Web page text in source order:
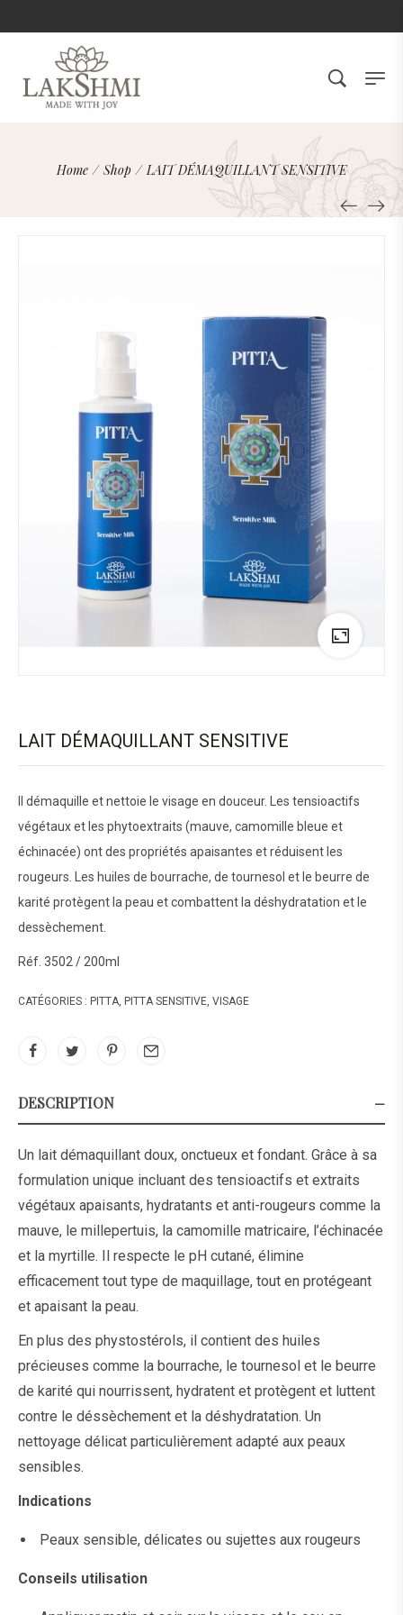
Home / Shop / LAIT DÉMAQUILLANT SENSITIVE
LAIT DÉMAQUILLANT SENSITIVE
Il démaquille et nettoie le visage en douceur. Les tensioactifs
végétaux et les phytoextraits (mauve, camomille bleue et
échinacée) ont des propriétés apaisantes et réduisent les
rougeurs. Les huiles de bourrache, de tournesol et le beurre de
karité protègent la peau et combattent la déshydratation et le
dessèchement.
Réf. 3502 / 200ml
CATÉGORIES : PITTA, PITTA SENSITIVE, VISAGE
DESCRIPTION
Un lait démaquillant doux, onctueux et fondant. Grâce à sa
formulation unique incluant des tensioactifs et extraits
végétaux apaisants, hydratants et anti-rougeurs comme la
mauve, le millepertuis, la camomille matricaire, l’échinacée
et la myrtille. Il respecte le pH cutané, élimine
efficacement tout type de maquillage, tout en protégeant
et apaisant la peau.
En plus des phystostérols, il contient des huiles
précieuses comme la bourrache, le tournesol et le beurre
de karité qui nourrissent, hydratent et protègent et luttent
contre le déssèchement et la déshydratation. Un
nettoyage délicat particulièrement adapté aux peaux
sensibles.
Indications
Peaux sensible, délicates ou sujettes aux rougeurs
Conseils utilisation